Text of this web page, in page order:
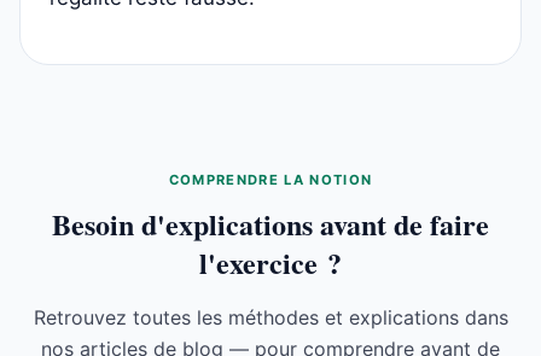
COMPRENDRE LA NOTION
Besoin d'explications avant de faire
l'exercice ?
Retrouvez toutes les méthodes et explications dans
nos articles de blog — pour comprendre avant de